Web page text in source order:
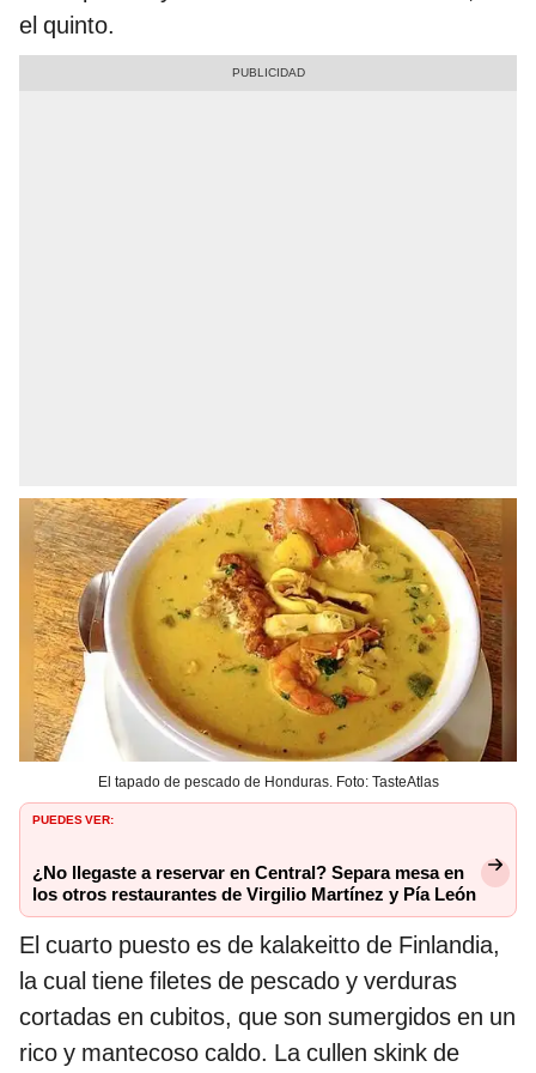
el quinto.
El tapado de pescado de Honduras. Foto: TasteAtlas
PUEDES VER:
¿No llegaste a reservar en Central? Separa mesa en
los otros restaurantes de Virgilio Martínez y Pía León
El cuarto puesto es de kalakeitto de Finlandia,
la cual tiene filetes de pescado y verduras
cortadas en cubitos, que son sumergidos en un
rico y mantecoso caldo. La cullen skink de